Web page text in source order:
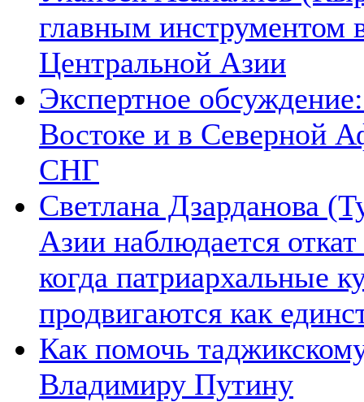
главным инструментом
Центральной Азии
Экспертное
Востоке и в Северной
СНГ
Светлана Дзарданова
Азии наблюдается
когда патриархальные
продвигаются как
Как помочь
Владимиру Путину